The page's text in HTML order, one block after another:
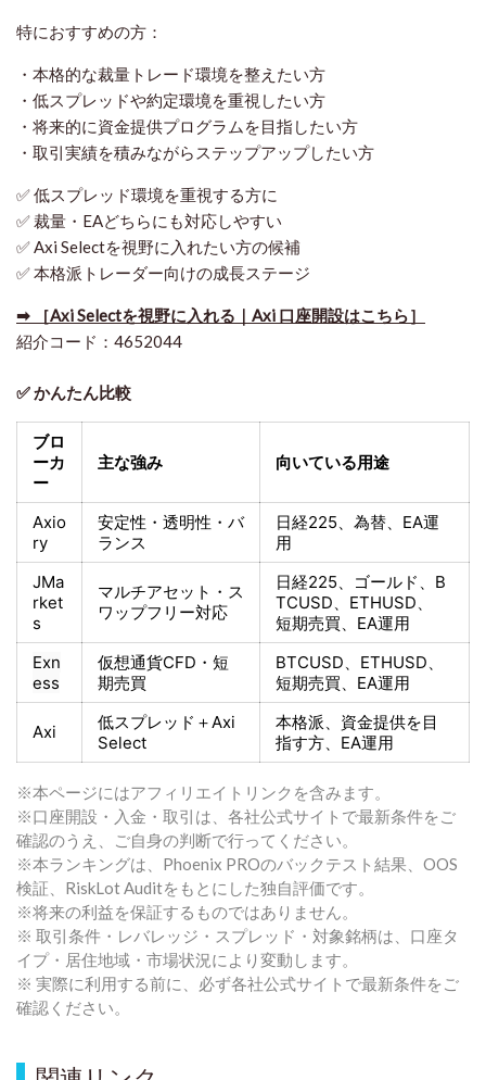
特におすすめの方：
・本格的な裁量トレード環境を整えたい方
・低スプレッドや約定環境を重視したい方
・将来的に資金提供プログラムを目指したい方
・取引実績を積みながらステップアップしたい方
✅ 低スプレッド環境を重視する方に
✅ 裁量・EAどちらにも対応しやすい
✅ Axi Selectを視野に入れたい方の候補
✅ 本格派トレーダー向けの成長ステージ
➡ ［Axi Selectを視野に入れる｜Axi 口座開設はこちら］
紹介コード：4652044
✅ かんたん比較
ブロ
ーカ
ー
主な強み 向いている用途
Axio
ry
安定性・透明性・バ
ランス
日経225、為替、EA運
用
JMa
rket
s
マルチアセット・ス
ワップフリー対応
日経225、ゴールド、 B
TCUSD、ETHUSD、
短期売買、EA運用
Exn
ess
仮想通貨CFD・短
期売買
BTCUSD、ETHUSD、
短期売買、EA運用
Axi 低スプレッド＋Axi
Select
本格派、資金提供を目
指す方、EA運用
※本ページにはアフィリエイトリンクを含みます。
※口座開設・入金・取引は、各社公式サイトで最新条件をご
確認のうえ、ご自身の判断で行ってください。
※本ランキングは、Phoenix PROのバックテスト結果、OOS
検証、RiskLot Auditをもとにした独自評価です。
※将来の利益を保証するものではありません。
※ 取引条件・レバレッジ・スプレッド・対象銘柄は、口座タ
イプ・居住地域・市場状況により変動します。
※ 実際に利用する前に、必ず各社公式サイトで最新条件をご
確認ください。